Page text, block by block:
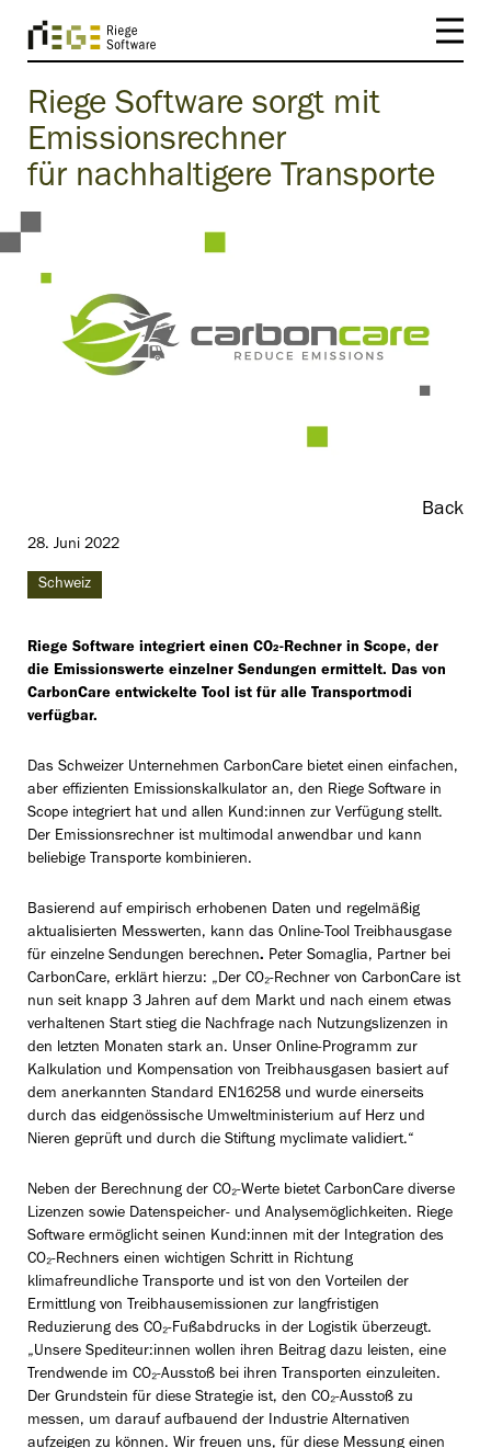
Riege Software sorgt mit
Emissionsrechner
für nachhaltigere Transporte
28. Juni 2022
Schweiz
Back
Riege Software integriert einen CO₂-Rechner in Scope, der
die Emissionswerte einzelner Sendungen ermittelt. Das von
CarbonCare entwickelte Tool ist für alle Transportmodi
verfügbar.
Das Schweizer Unternehmen CarbonCare bietet einen einfachen,
aber effizienten Emissionskalkulator an, den Riege Software in
Scope integriert hat und allen Kund:innen zur Verfügung stellt.
Der Emissionsrechner ist multimodal anwendbar und kann
beliebige Transporte kombinieren.
Basierend auf empirisch erhobenen Daten und regelmäßig
aktualisierten Messwerten, kann das Online-Tool Treibhausgase
für einzelne Sendungen berechnen. Peter Somaglia, Partner bei
CarbonCare, erklärt hierzu: „Der CO₂-Rechner von CarbonCare ist
nun seit knapp 3 Jahren auf dem Markt und nach einem etwas
verhaltenen Start stieg die Nachfrage nach Nutzungslizenzen in
den letzten Monaten stark an. Unser Online-Programm zur
Kalkulation und Kompensation von Treibhausgasen basiert auf
dem anerkannten Standard EN16258 und wurde einerseits
durch das eidgenössische Umweltministerium auf Herz und
Nieren geprüft und durch die Stiftung myclimate validiert.“
Neben der Berechnung der CO₂-Werte bietet CarbonCare diverse
Lizenzen sowie Datenspeicher- und Analysemöglichkeiten. Riege
Software ermöglicht seinen Kund:innen mit der Integration des
CO₂-Rechners einen wichtigen Schritt in Richtung
klimafreundliche Transporte und ist von den Vorteilen der
Ermittlung von Treibhausemissionen zur langfristigen
Reduzierung des CO₂-Fußabdrucks in der Logistik überzeugt.
„Unsere Spediteur:innen wollen ihren Beitrag dazu leisten, eine
Trendwende im CO₂-Ausstoß bei ihren Transporten einzuleiten.
Der Grundstein für diese Strategie ist, den CO₂-Ausstoß zu
messen, um darauf aufbauend der Industrie Alternativen
aufzeigen zu können. Wir freuen uns, für diese Messung einen